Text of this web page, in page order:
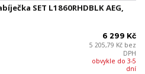
SET L1860RHDBLK AEG,
6 299 Kč
5 205,79 Kč bez
DPH
obvykle do 3-5
dní